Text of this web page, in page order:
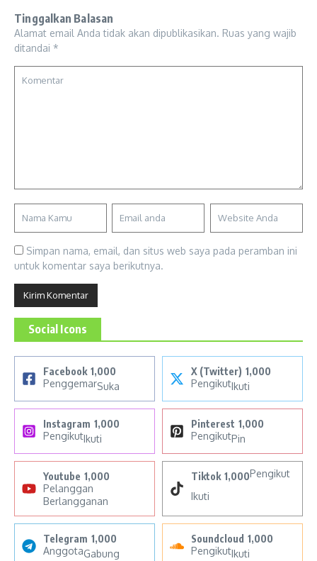
Tinggalkan Balasan
Alamat email Anda tidak akan dipublikasikan. Ruas yang wajib
ditandai *
Simpan nama, email, dan situs web saya pada peramban ini
untuk komentar saya berikutnya.
Social Icons
Facebook 1,000
PenggemarSuka
X (Twitter) 1,000
PengikutIkuti
Instagram 1,000
PengikutIkuti
Pinterest 1,000
PengikutPin
Youtube 1,000
Pelanggan
Berlangganan
Tiktok 1,000Pengikut
Ikuti
Telegram 1,000
AnggotaGabung
Soundcloud 1,000
PengikutIkuti